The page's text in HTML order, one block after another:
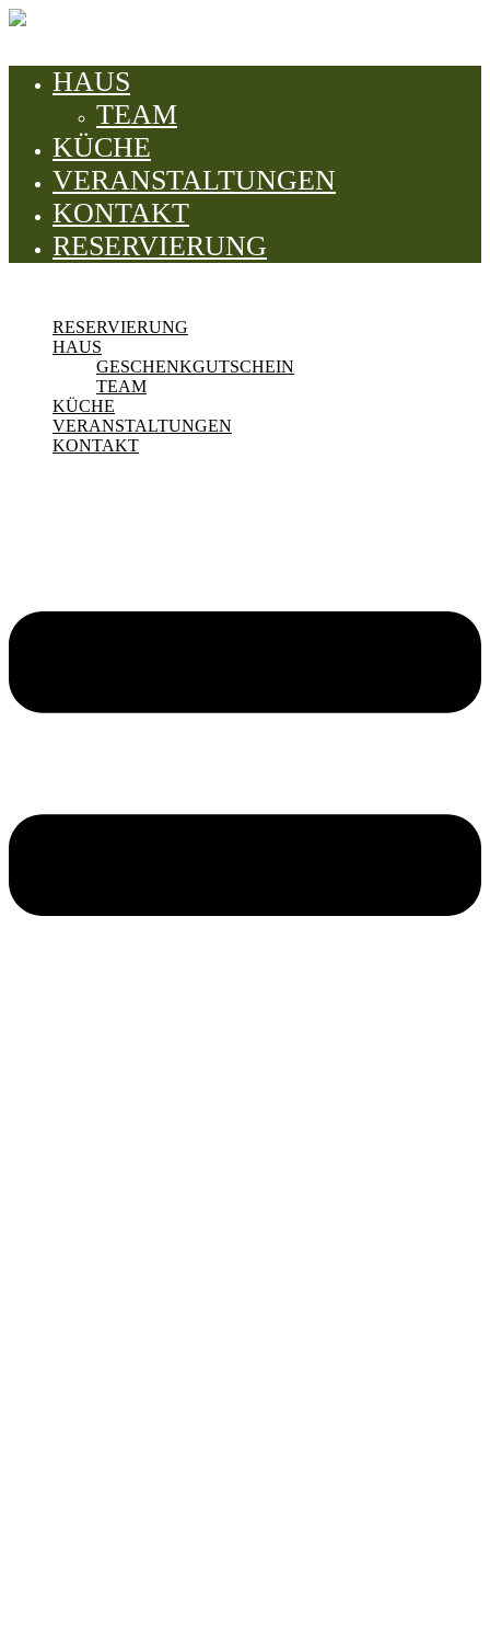
HAUS
TEAM
KÜCHE
VERANSTALTUNGEN
KONTAKT
RESERVIERUNG
RESERVIERUNG
HAUS
GESCHENKGUTSCHEIN
TEAM
KÜCHE
VERANSTALTUNGEN
KONTAKT